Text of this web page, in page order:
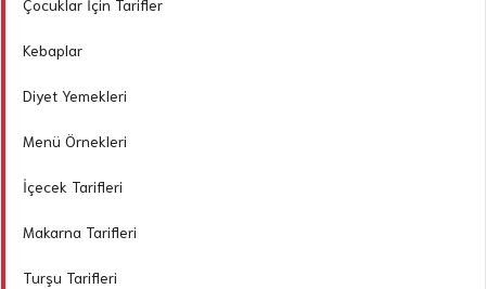
Çocuklar İçin Tarifler
Kebaplar
Diyet Yemekleri
Menü Örnekleri
İçecek Tarifleri
Makarna Tarifleri
Turşu Tarifleri